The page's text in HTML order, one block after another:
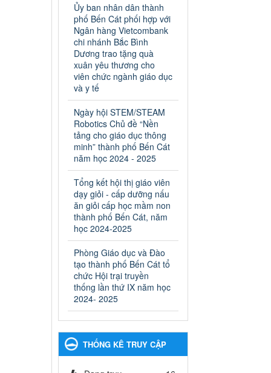
Ngày ban hành: 13/03/2025
Kế hoạch Phổ biến, giáo
dục pháp luật năm 2025 của
ngành Giáo dục và Đào tạo
thành phố Bến Cát
Kế hoạch Phổ biến, giáo dục
pháp luật năm 2025 của
ngành Giáo dục và Đào tạo
thành phố Bến Cát
Ngày ban hành: 28/02/2025
Quyết định công bố thủ tục
hành chính bị bãi bỏ trong
lĩnh vực giáo dục đào tạo
thuộc hệ giáo dục quốc
dân và cơ sở giáo dục khác
thuộc thẩm quyền giải
quyết của Sở Giáo dục và
Đào tạo, Ủy ban nhân dân
cấp huyện
Quyết định công bố thủ tục
hành chính bị bãi bỏ trong lĩnh
vực giáo dục đào tạo thuộc hệ
giáo dục quốc dân và cơ sở
giáo dục khác thuộc thẩm
quyền giải quyết của Sở Giáo
dục và Đào tạo, Ủy ban nhân
dân cấp huyện
Ủy ban nhân dân thành
phố Bến Cát phối hợp với
Ngân hàng Vietcombank
chi nhánh Bắc Bình
Dương trao tặng quà
xuân yêu thương cho
viên chức ngành giáo dục
và y tế
Ngày hội STEM/STEAM
Robotics Chủ đề “Nền
tảng cho giáo dục thông
minh” thành phố Bến Cát
năm học 2024 - 2025
Tổng kết hội thị giáo viên
dạy giỏi - cấp dưỡng nấu
ăn giỏi cấp học mầm non
thành phố Bến Cát, năm
học 2024-2025
Phòng Giáo dục và Đào
tạo thành phố Bến Cát tổ
chức Hội trại truyền
thống lần thứ IX năm học
2024- 2025
THỐNG KÊ TRUY CẬP